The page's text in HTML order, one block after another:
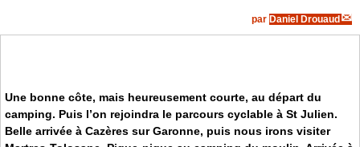
par Daniel Drouaud
Une bonne côte, mais heureusement courte, au départ du
camping. Puis l’on rejoindra le parcours cyclable à St Julien.
Belle arrivée à Cazères sur Garonne, puis nous irons visiter